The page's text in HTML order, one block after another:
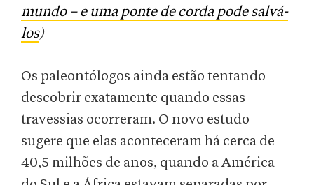
mundo – e uma ponte de corda pode salvá-
los)
Os paleontólogos ainda estão tentando
descobrir exatamente quando essas
travessias ocorreram. O novo estudo
sugere que elas aconteceram há cerca de
40,5 milhões de anos, quando a América